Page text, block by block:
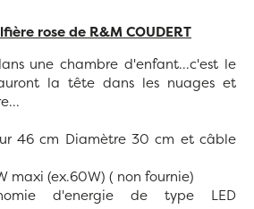
rose de R&M COUDERT
une chambre d'enfant...c'est le
la tête dans les nuages et
46 cm Diamètre 30 cm et câble
maxi (ex.60W) ( non fournie)
d'energie de type LED